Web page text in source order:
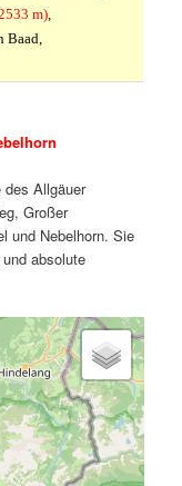
m),
Baad,
des Allgäuer
Großer
und Nebelhorn. Sie
absolute